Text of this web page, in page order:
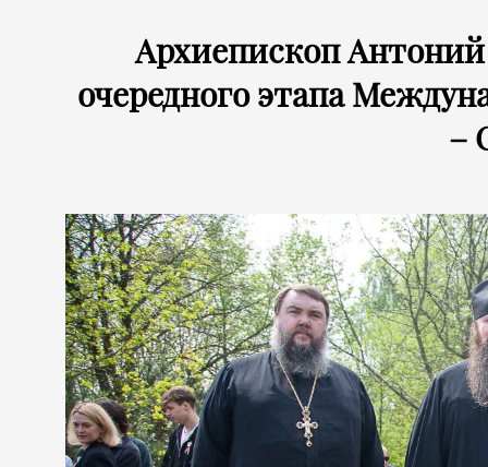
Архиепископ
очередного этапа
–